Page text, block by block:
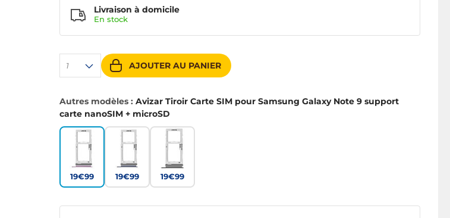
1 AJOUTER AU PANIER
Livraison à domicile
En stock
Autres modèles : Avizar Tiroir Carte SIM pour Samsung Galaxy Note 9 support
carte nanoSIM + microSD
19€99 19€99 19€99